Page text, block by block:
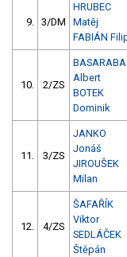
9. 3/DM
HRUBEC
Matěj
FABIÁN
10. 2/ZS
BASARABA
Albert
BOTEK
Dominik
11. 3/ZS
JANKO
Jonáš
JIROUŠEK
Milan
12. 4/ZS
ŠAFAŘÍK
Viktor
SEDLÁČEK
Štěpán